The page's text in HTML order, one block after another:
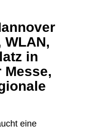
in
Messe,
eine